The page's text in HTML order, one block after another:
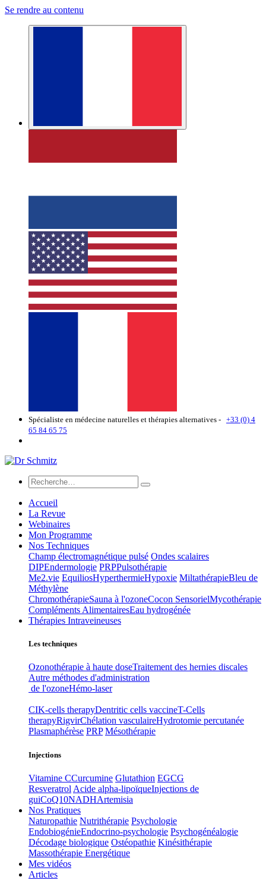
Se rendre au contenu
Spécialiste en médecine naturelles et thérapies alternatives - +33 (0) 4
65 84 65 75
Accueil
La Revue
Webinaires
Mon Programme
Nos Techniques
Champ électromagnétique pulsé Ondes scalaires
DIPEndermologie PRPPulsothérapie
Me2.vie EquiliosHyperthermieHypoxie MiltathérapieBleu de
Méthylène
ChromothérapieSauna à l'ozoneCocon SensorielMycothérapie
Compléments AlimentairesEau hydrogénée
Thérapies Intraveineuses
Les techniques
Ozonothérapie à haute doseTraitement des hernies discales
Autre méthodes d'administration
de l'ozoneHémo-laser
CIK-cells therapyDentritic cells vaccineT-Cells
therapyRigvirChélation vasculaireHydrotomie percutanée
Plasmaphérèse PRP Mésothérapie
Injections
Vitamine CCurcumine Glutathion EGCG
Resveratrol Acide alpha-lipoïqueInjections de
guiCoQ10NADHArtemisia
Nos Pratiques
Naturopathie Nutrithérapie Psychologie
EndobiogénieEndocrino-psychologie Psychogénéalogie
Décodage biologique Ostéopathie Kinésithérapie
Massothérapie Energétique
Mes vidéos
Articles